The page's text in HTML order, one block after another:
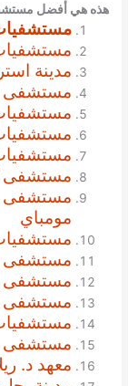
هذه هي أفضل
مستشفيات
مستشفيات
مدينة
مستشفى
مستشفى
مستشفى
مومباي
مستشفى
مستشفى
مستشفى
مستشفى
معهد د.